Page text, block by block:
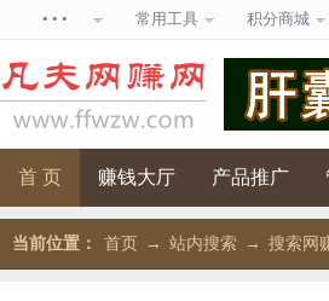
• • • 常用工具 积分商城
首 页 赚钱大厅 产品推广
当前位置： 首页 → 站内搜索 → 搜索网